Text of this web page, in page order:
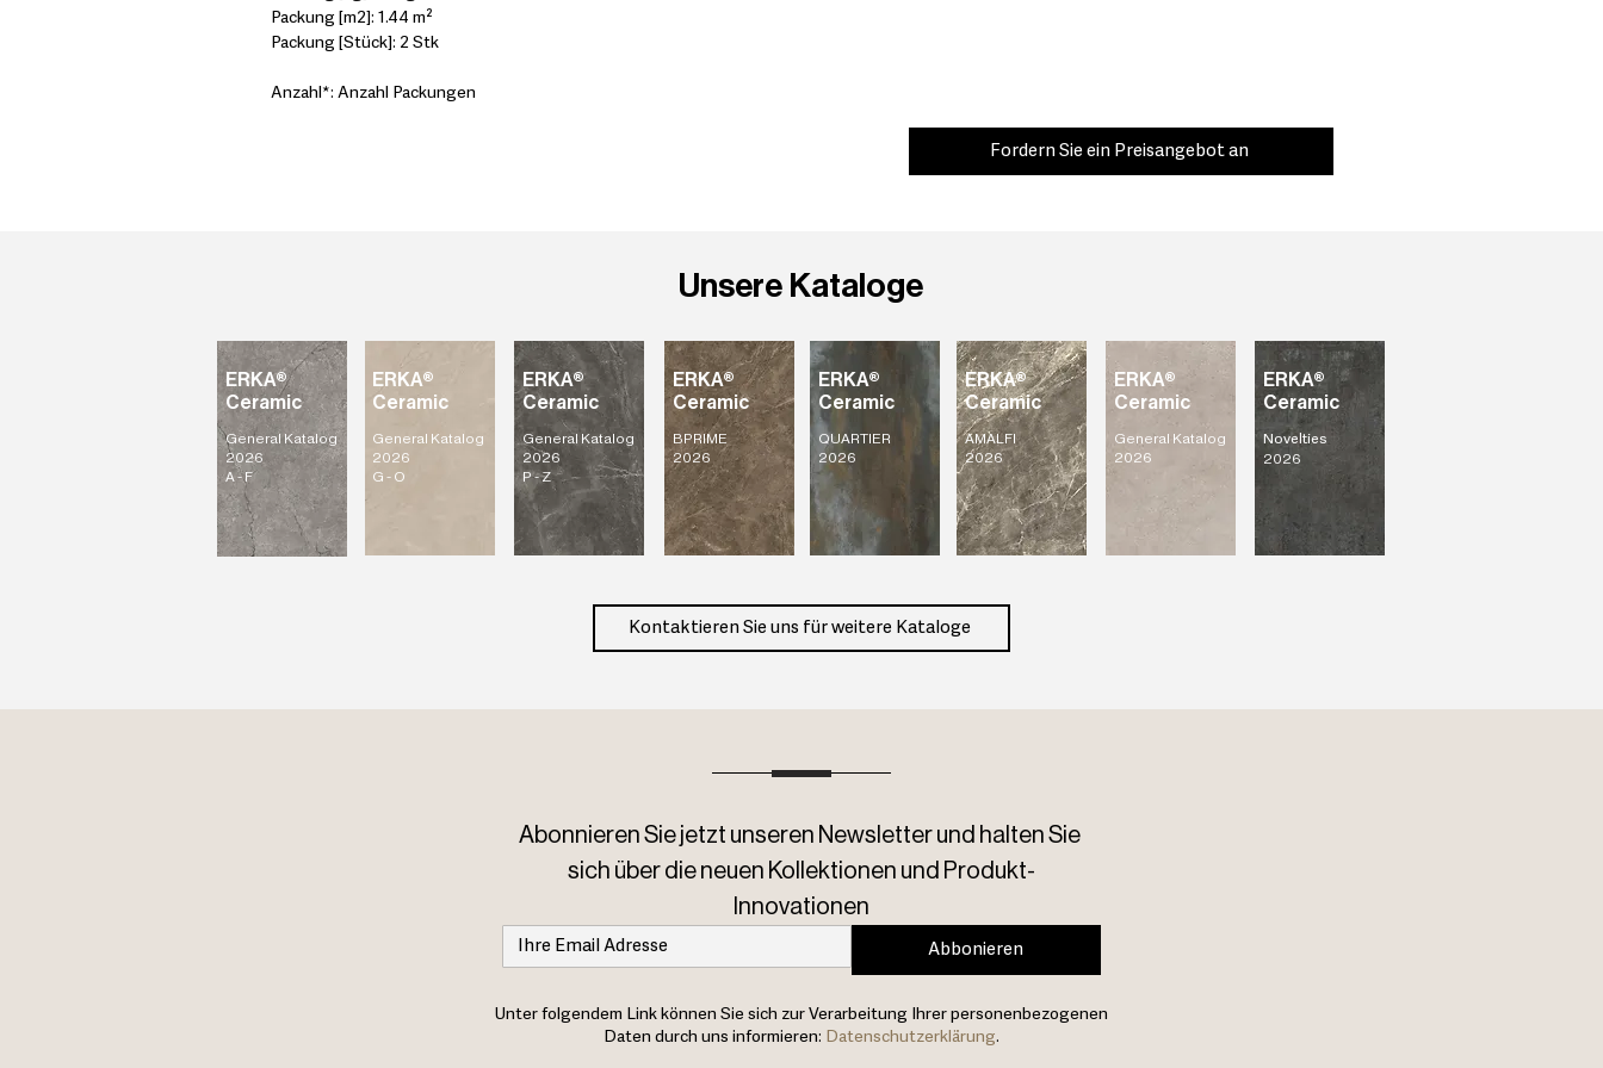
Packung [m2]: 1.44 m²
Packung [Stück]: 2 Stk
Anzahl*: Anzahl Packungen
Fordern Sie ein Preisangebot an
Unsere Kataloge
ERKA®
Ceramic
General Katalog
2026
G - O
ERKA®
Ceramic
General Katalog
2026
A - F
ERKA®
Ceramic
General Katalog
2026
P - Z
ERKA®
Ceramic
AMALFI
2026
ERKA®
Ceramic
QUARTIER
2026
ERKA®
Ceramic
BPRIME
2026
ERKA®
Ceramic
General Katalog
2026
ERKA®
Ceramic
Novelties
2026
Kontaktieren Sie uns für weitere Kataloge
Abonnieren Sie jetzt unseren Newsletter und halten Sie
sich über die neuen Kollektionen und Produkt-
Innovationen
Abbonieren
Unter folgendem Link können Sie sich zur Verarbeitung Ihrer personenbezogenen
Daten durch uns informieren: Datenschutzerklärung.